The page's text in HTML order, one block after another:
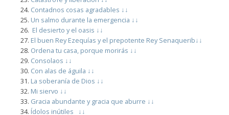
Contadnos cosas agradables ↓↓
Un salmo durante la emergencia ↓↓
El desierto y el oasis ↓↓
El buen Rey Ezequías y el prepotente Rey Senaquerib↓↓
Ordena tu casa, porque morirás ↓↓
Consolaos ↓↓
Con alas de águila ↓↓
La soberanía de Dios ↓↓
Mi siervo ↓↓
Gracia abundante y gracia que aburre ↓↓
Ídolos inútiles
↓↓